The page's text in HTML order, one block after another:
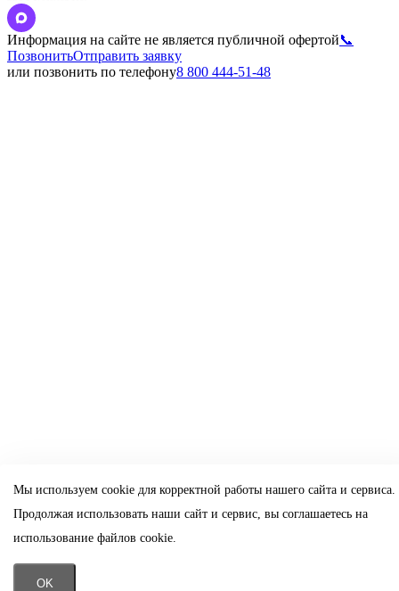
Информация на сайте не является публичной офертой📞
ПозвонитьОтправить заявку
или позвонить по телефону8 800 444-51-48
Мы используем cookie для корректной работы нашего сайта и сервиса.
Продолжая использовать наши сайт и сервис, вы соглашаетесь на
использование файлов cookie.
OK